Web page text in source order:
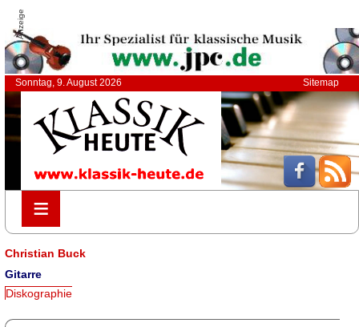
Anzeige
Sonntag, 9. August 2026 Sitemap
≡
≡
Christian Buck
Gitarre
Diskographie